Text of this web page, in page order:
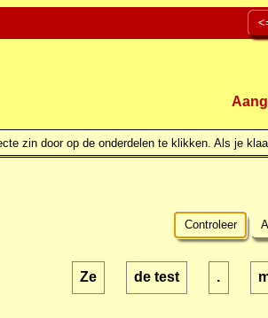
zin door op de onderdelen te klikken. Als je
Controleer
Ze de test .